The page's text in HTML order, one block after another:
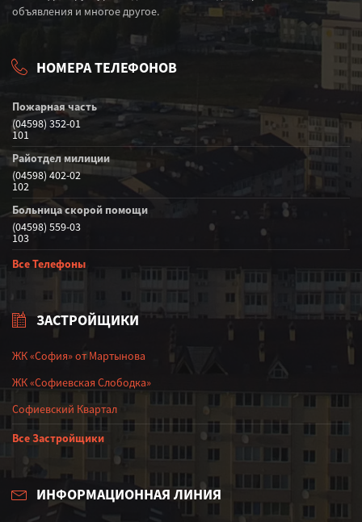
объявления и многое другое.
НОМЕРА ТЕЛЕФОНОВ
Пожарная часть
(04598) 352-01
101
Райотдел милиции
(04598) 402-02
102
Больница скорой помощи
(04598) 559-03
103
Все Телефоны
ЗАСТРОЙЩИКИ
ЖК «София» от Мартынова
ЖК «Софиевская Слободка»
Софиевский Квартал
Все Застройщики
ИНФОРМАЦИОННАЯ ЛИНИЯ